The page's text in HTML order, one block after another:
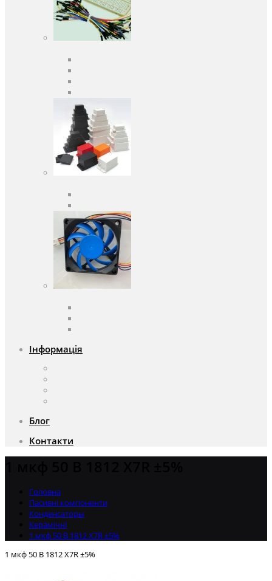
Інформація
Блог
Контакти
Головна
Пасивні компоненти
Конденсаторы
Керамічні
1 мкф 50 В 1812 X7R ±5%
1 мкф 50 В 1812 X7R ±5%